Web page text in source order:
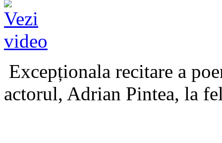
Excepționala recitare a
actorul, Adrian Pintea, la